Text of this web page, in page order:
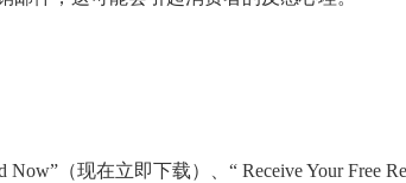
（现在立即下载）、“ Receive Your Free